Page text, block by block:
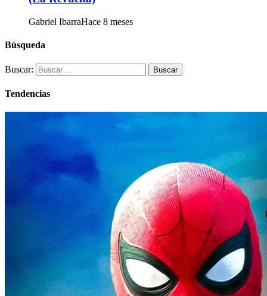
Gabriel IbarraHace 8 meses
Búsqueda
Buscar:
Tendencias